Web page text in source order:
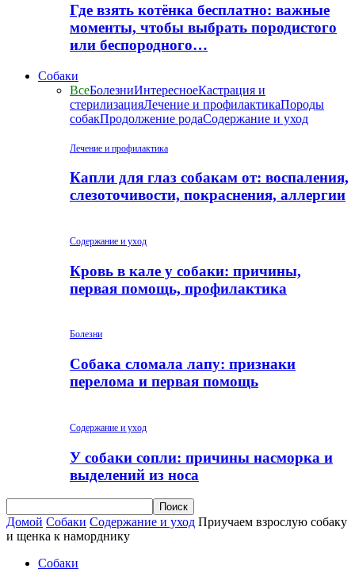
Где взять котёнка бесплатно: важные
моменты, чтобы выбрать породистого
или беспородного…
Собаки
ВсеБолезниИнтересноеКастрация и
стерилизацияЛечение и профилактикаПороды
собакПродолжение родаСодержание и уход
Лечение и профилактика
Капли для глаз собакам от: воспаления,
слезоточивости, покраснения, аллергии
Содержание и уход
Кровь в кале у собаки: причины,
первая помощь, профилактика
Болезни
Собака сломала лапу: признаки
перелома и первая помощь
Содержание и уход
У собаки сопли: причины насморка и
выделений из носа
Домой Собаки Содержание и уход Приучаем взрослую собаку
и щенка к наморднику
Собаки